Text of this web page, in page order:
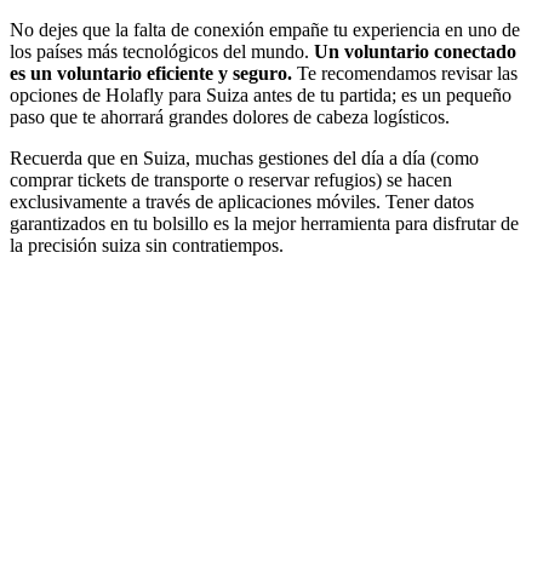
No dejes que la falta de conexión empañe tu experiencia en uno de
los países más tecnológicos del mundo. Un voluntario conectado
es un voluntario eficiente y seguro. Te recomendamos revisar las
opciones de Holafly para Suiza antes de tu partida; es un pequeño
paso que te ahorrará grandes dolores de cabeza logísticos.
Recuerda que en Suiza, muchas gestiones del día a día (como
comprar tickets de transporte o reservar refugios) se hacen
exclusivamente a través de aplicaciones móviles. Tener datos
garantizados en tu bolsillo es la mejor herramienta para disfrutar de
la precisión suiza sin contratiempos.